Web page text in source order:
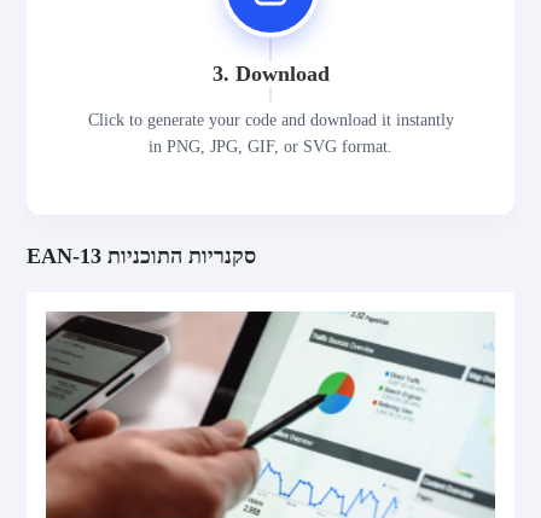
3. Download
Click to generate your code and download it instantly
in PNG, JPG, GIF, or SVG format.
EAN-13 סקנריות התוכניות